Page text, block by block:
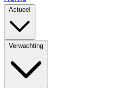
Actueel
Verwachting